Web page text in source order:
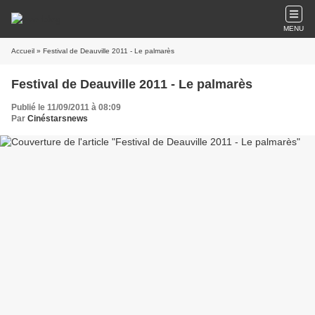
MENU
Accueil » Festival de Deauville 2011 - Le palmarès
Festival de Deauville 2011 - Le palmarès
Publié le 11/09/2011 à 08:09
Par Cinéstarsnews